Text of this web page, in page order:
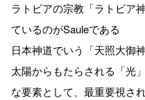
ラトビアの宗教「ラトビア
ているのがSauleである
日本神道でいう「天照大御
太陽からもたらされる「光
な要素として、最重要視さ